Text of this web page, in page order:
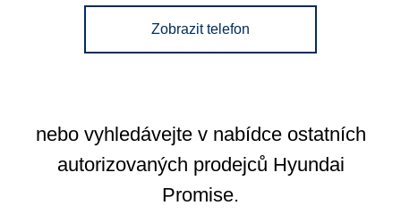
Zobrazit telefon
nebo vyhledávejte v nabídce ostatních
autorizovaných prodejců Hyundai
Promise.